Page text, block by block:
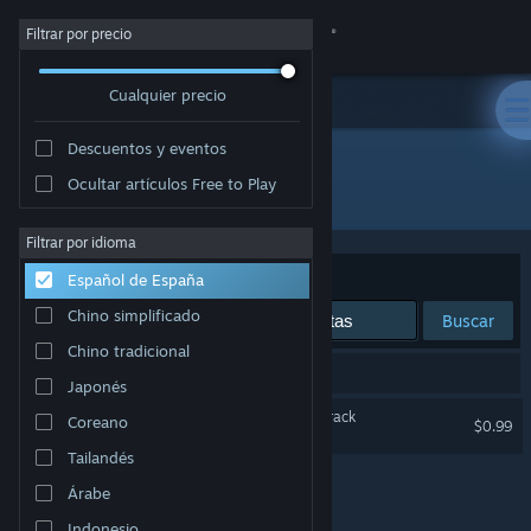
Iniciar sesión
Acerca de
Soporte
Cambiar idioma
Descargar Steam Mobile
Ver versión clásica
Filtrar por precio
Cualquier precio
Descuentos y eventos
Ocultar artículos Free to Play
Filtrar por idioma
Español de España
Chino simplificado
Chino tradicional
Japonés
Coreano
Tailandés
Árabe
Desarrollador: Abdenara
Ordenar por Relevancia
Buscar
Clans to Kingdoms Soundtrack
$0.99